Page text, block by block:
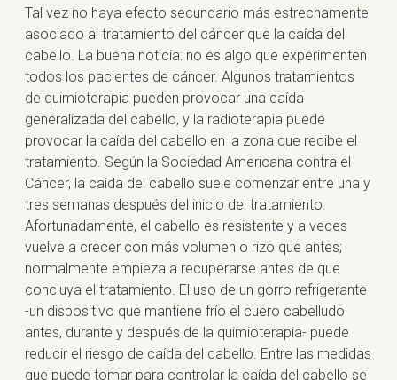
Tal vez no haya efecto secundario más estrechamente
asociado al tratamiento del cáncer que la caída del
cabello. La buena noticia: no es algo que experimenten
todos los pacientes de cáncer. Algunos tratamientos
de quimioterapia pueden provocar una caída
generalizada del cabello, y la radioterapia puede
provocar la caída del cabello en la zona que recibe el
tratamiento. Según la Sociedad Americana contra el
Cáncer, la caída del cabello suele comenzar entre una y
tres semanas después del inicio del tratamiento.
Afortunadamente, el cabello es resistente y a veces
vuelve a crecer con más volumen o rizo que antes;
normalmente empieza a recuperarse antes de que
concluya el tratamiento. El uso de un gorro refrigerante
-un dispositivo que mantiene frío el cuero cabelludo
antes, durante y después de la quimioterapia- puede
reducir el riesgo de caída del cabello. Entre las medidas
que puede tomar para controlar la caída del cabello se